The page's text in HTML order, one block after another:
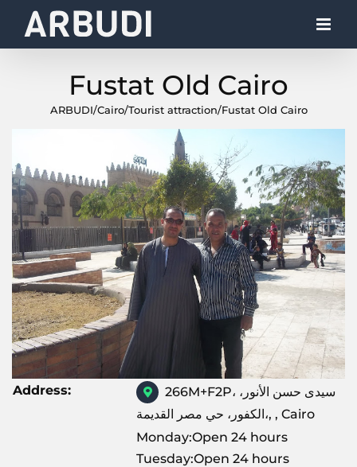
Fustat Old Cairo
ARBUDI/Cairo/Tourist attraction/Fustat Old Cairo
Address:
266M+F2P، سيدى حسن الأنور،
الكفور، حي مصر القديمة،, , Cairo
Monday:Open 24 hours
Tuesday:Open 24 hours